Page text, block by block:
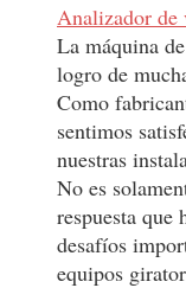
Analizador de
La máquina
logro de
Como
sentimos
nuestras
No es
respuesta que
desafíos
equipos